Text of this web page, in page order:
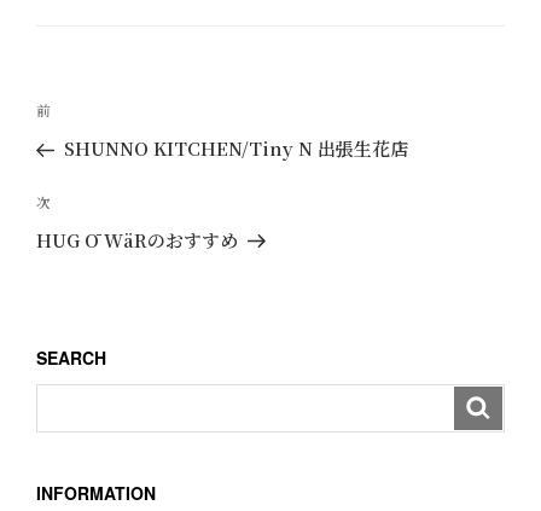
投
ナ
ビ
ゲ
ン
過
去
投
稿
前
SHUNNO KITCHEN/Tiny N 出張生花店
次
の
次
HUG Ō WäRのおすすめ
SEARCH
INFORMATION